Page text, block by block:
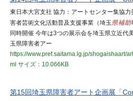
東日本大宮支社 協力：アートセンター集協
害者芸術文化活動普及支援事業（埼玉県補助
同時開催 今年は3つの展示会を埼玉県立近代
玉県障害者アー
https://www.pref.saitama.lg.jp/shogaishaart/
ml サイズ：10.066KB
第15回埼玉県障害者アート企画展「